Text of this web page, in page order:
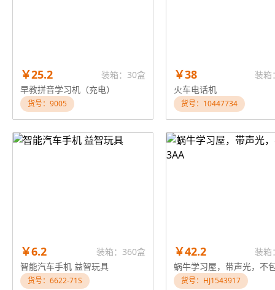
￥25.2
装箱：30盒
早教拼音学习机（充电）
货号：9005
￥38
装箱
火车电话机
货号：10447734
￥6.2
装箱：360盒
智能汽车手机 益智玩具
货号：6622-71S
￥42.2
装箱
蜗牛学习屋，带声光，不
货号：HJ1543917